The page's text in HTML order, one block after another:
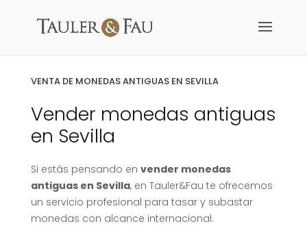
VENTA DE MONEDAS ANTIGUAS EN SEVILLA
Vender monedas antiguas
en Sevilla
Si estás pensando en vender monedas
antiguas en Sevilla, en Tauler&Fau te ofrecemos
un servicio profesional para tasar y subastar
monedas con alcance internacional.